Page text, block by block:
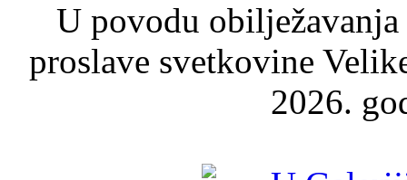
U povodu
proslave svetkovine
2026.